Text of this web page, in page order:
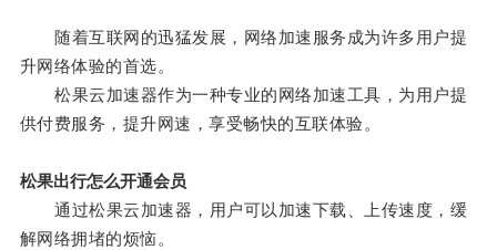
随着互联网的迅猛发展，网络加速服务成为许多用户提
升网络体验的首选。
松果云加速器作为一种专业的网络加速工具，为用户提
供付费服务，提升网速，享受畅快的互联体验。
松果出行怎么开通会员
通过松果云加速器，用户可以加速下载、上传速度，缓
解网络拥堵的烦恼。